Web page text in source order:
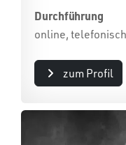
Durchführung
online, telefonisch
zum Profil